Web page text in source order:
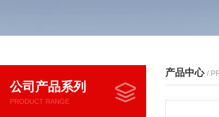
公司产品系列
PRODUCT RANGE
产品中心 /